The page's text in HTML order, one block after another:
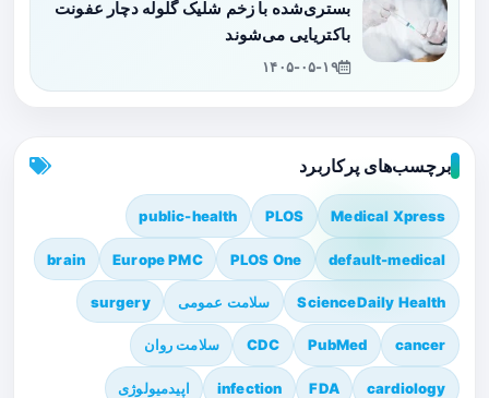
بستری‌شده با زخم شلیک گلوله دچار عفونت
باکتریایی می‌شوند
۱۴۰۵-۰۵-۱۹
برچسب‌های پرکاربرد
Medical Xpress
PLOS
public-health
default-medical
PLOS One
Europe PMC
brain
ScienceDaily Health سلامت عمومی surgery
cancer
PubMed
CDC سلامت روان
cardiology
FDA
infection اپیدمیولوژی